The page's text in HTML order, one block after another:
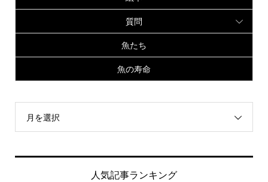
質問
魚たち
魚の寿命
月を選択
人気記事ランキング